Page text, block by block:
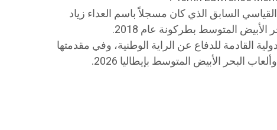
السابق الذي كان مسجلاً باسم العداء زياد
القادمة للدفاع عن الراية الوطنية، وفي مقدمتها